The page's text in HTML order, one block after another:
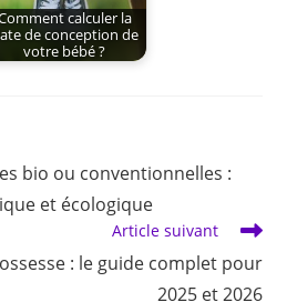
calculer la
de conception de
votre bébé ?
bio ou conventionnelles :
et écologique
Article suivant
: le guide complet pour
2025 et 2026